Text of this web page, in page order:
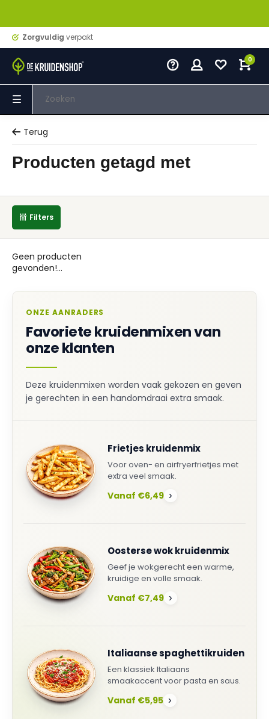
Zorgvuldig verpakt
0
Terug
Producten getagd met
Filters
Geen producten
gevonden!...
ONZE AANRADERS
Favoriete kruidenmixen van
onze klanten
Deze kruidenmixen worden vaak gekozen en geven
je gerechten in een handomdraai extra smaak.
Frietjes kruidenmix
Voor oven- en airfryerfrietjes met
extra veel smaak.
Vanaf €6,49 ›
Oosterse wok kruidenmix
Geef je wokgerecht een warme,
kruidige en volle smaak.
Vanaf €7,49 ›
Italiaanse spaghettikruiden
Een klassiek Italiaans
smaakaccent voor pasta en saus.
Vanaf €5,95 ›